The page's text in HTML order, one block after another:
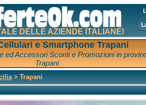
DELLE AZIENDE ITALIANE!
e Smartphone Trapani
ed Accessori Sconti e Promozioni in
Trapani
> Trapani